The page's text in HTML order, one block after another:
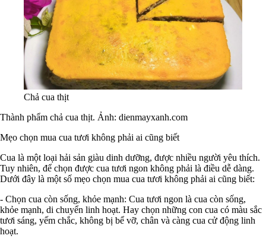
Chả cua thịt
Thành phẩm chả cua thịt. Ảnh: dienmayxanh.com
Mẹo chọn mua cua tươi không phải ai cũng biết
Cua là một loại hải sản giàu dinh dưỡng, được nhiều người yêu thích.
Tuy nhiên, để chọn được cua tươi ngon không phải là điều dễ dàng.
Dưới đây là một số mẹo chọn mua cua tươi không phải ai cũng biết:
- Chọn cua còn sống, khỏe mạnh: Cua tươi ngon là cua còn sống,
khỏe mạnh, di chuyển linh hoạt. Hay chọn những con cua có màu sắc
tươi sáng, yếm chắc, không bị bể vỡ, chân và càng cua cử động linh
hoạt.